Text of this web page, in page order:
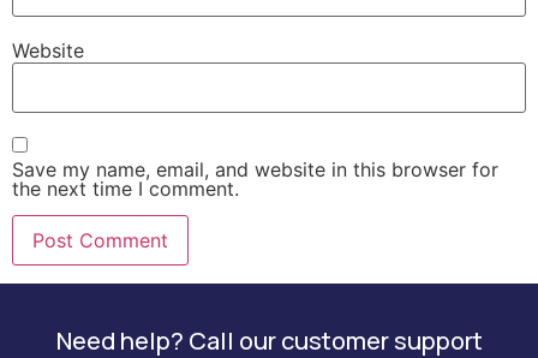
Website
Save my name, email, and website in this browser for
the next time I comment.
Need help? Call our customer support